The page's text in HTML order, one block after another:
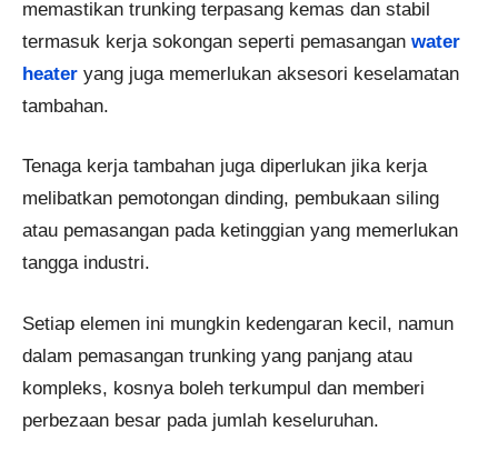
memastikan trunking terpasang kemas dan stabil
termasuk kerja sokongan seperti pemasangan water
heater yang juga memerlukan aksesori keselamatan
tambahan.
Tenaga kerja tambahan juga diperlukan jika kerja
melibatkan pemotongan dinding, pembukaan siling
atau pemasangan pada ketinggian yang memerlukan
tangga industri.
Setiap elemen ini mungkin kedengaran kecil, namun
dalam pemasangan trunking yang panjang atau
kompleks, kosnya boleh terkumpul dan memberi
perbezaan besar pada jumlah keseluruhan.